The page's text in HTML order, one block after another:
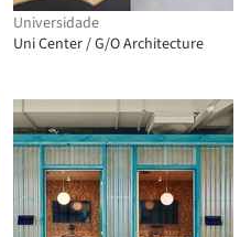
Universidade
Uni Center / G/O Architecture